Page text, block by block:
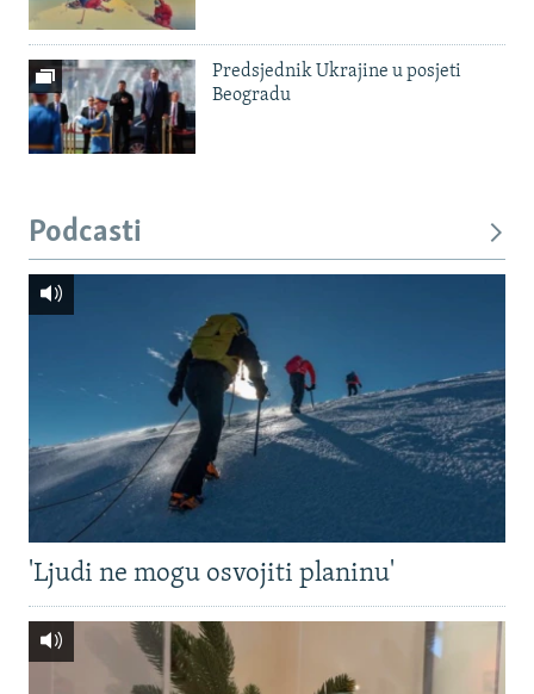
Predsjednik Ukrajine u posjeti
Beogradu
Podcasti
'Ljudi ne mogu osvojiti planinu'